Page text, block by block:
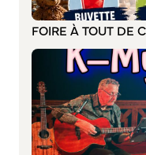
FOIRE À TOUT DE
Espace Bourvil
Studio Gainsbourg
Boîtes à lire
Vie associative
Attribution de